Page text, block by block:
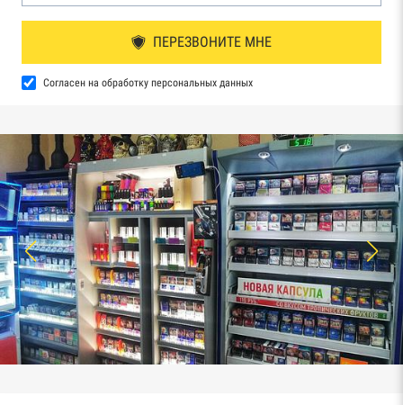
ПЕРЕЗВОНИТЕ МНЕ
Согласен на обработку персональных данных